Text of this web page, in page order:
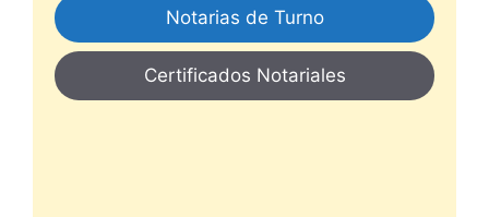
Notarias de Turno
Certificados Notariales